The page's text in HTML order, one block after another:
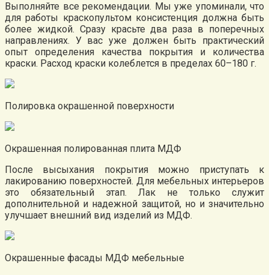
Выполняйте все рекомендации. Мы уже упоминали, что
для работы краскопультом консистенция должна быть
более жидкой. Сразу красьте два раза в поперечных
направлениях. У вас уже должен быть практический
опыт определения качества покрытия и количества
краски. Расход краски колеблется в пределах 60–180 г.
Полировка окрашенной поверхности
Окрашенная полированная плита МДФ
После высыхания покрытия можно приступать к
лакированию поверхностей. Для мебельных интерьеров
это обязательный этап. Лак не только служит
дополнительной и надежной защитой, но и значительно
улучшает внешний вид изделий из МДФ.
Окрашенные фасады МДФ мебельные